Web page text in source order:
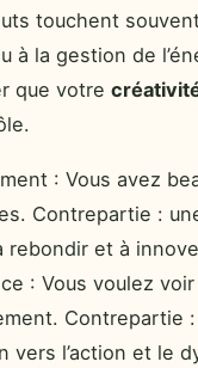
touchent
à la gestion de
que votre
: Vous avez
Contrepartie :
rebondir et à
: Vous voulez
Contrepartie
vers l’action et le